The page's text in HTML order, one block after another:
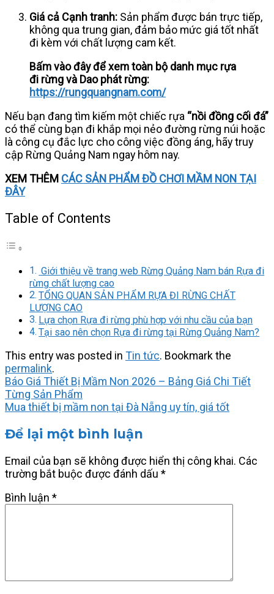
Giá cả Cạnh tranh: Sản phẩm được bán trực tiếp,
không qua trung gian, đảm bảo mức giá tốt nhất
đi kèm với chất lượng cam kết.
Bấm vào đây để xem toàn bộ danh mục rựa
đi rừng và Dao phát rừng:
https://rungquangnam.com/
Nếu bạn đang tìm kiếm một chiếc rựa “nồi đồng cối đá”
có thể cùng bạn đi khắp mọi nẻo đường rừng núi hoặc
là công cụ đắc lực cho công việc đồng áng, hãy truy
cập Rừng Quảng Nam ngay hôm nay.
XEM THÊM CÁC SẢN PHẨM ĐỒ CHƠI MẦM NON TẠI
ĐÂY
Table of Contents
Giới thiệu về trang web Rừng Quảng Nam bán Rựa đi
rừng chất lượng cao
TỔNG QUAN SẢN PHẨM RỰA ĐI RỪNG CHẤT
LƯỢNG CAO
Lựa chọn Rựa đi rừng phù hợp với nhu cầu của bạn
Tại sao nên chọn Rựa đi rừng tại Rừng Quảng Nam?
This entry was posted in Tin tức. Bookmark the
permalink.
Báo Giá Thiết Bị Mầm Non 2026 – Bảng Giá Chi Tiết
Từng Sản Phẩm
Mua thiết bị mầm non tại Đà Nẵng uy tín, giá tốt
Để lại một bình luận
Email của bạn sẽ không được hiển thị công khai. Các
trường bắt buộc được đánh dấu *
Bình luận *